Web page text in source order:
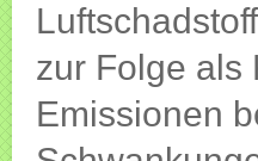
zur Folge als
Emissionen